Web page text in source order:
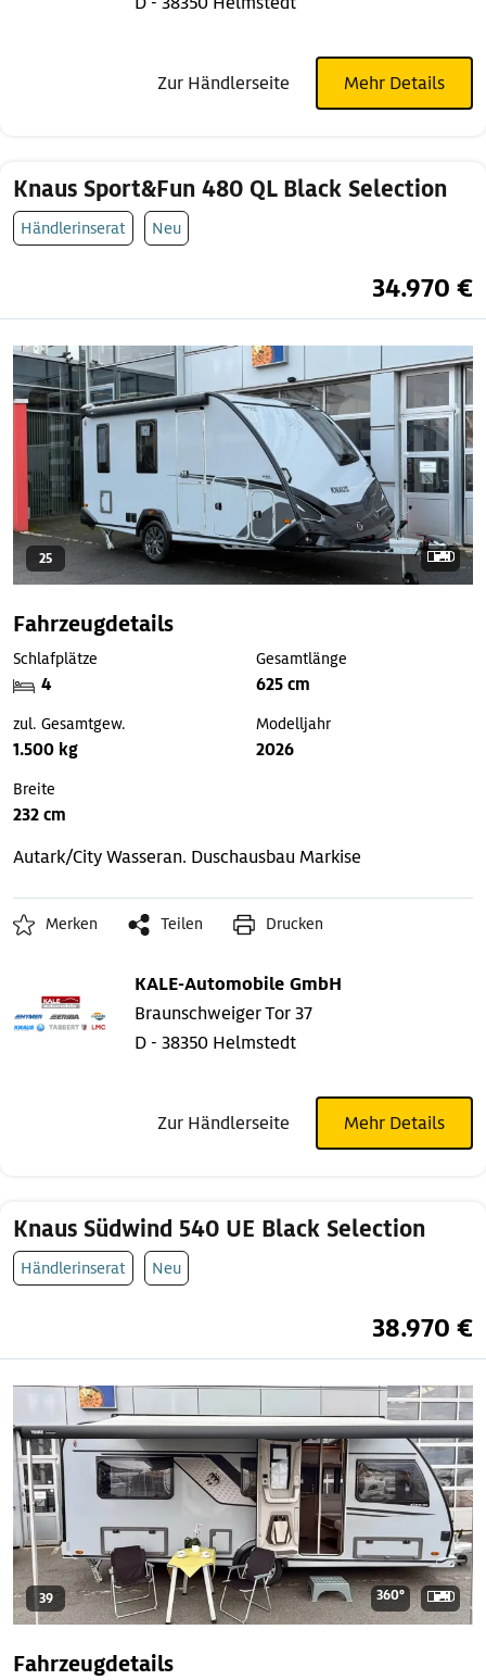
Zur Händlerseite Mehr Details
Knaus Sport&Fun 480 QL Black Selection
Händlerinserat Neu
34.970 €
25
Fahrzeugdetails
Schlafplätze
4
Gesamtlänge
625 cm
zul. Gesamtgew.
1.500 kg
Modelljahr
2026
Breite
232 cm
Autark/City Wasseran. Duschausbau Markise
Merken Teilen Drucken
KALE-Automobile GmbH
Braunschweiger Tor 37
D - 38350 Helmstedt
Zur Händlerseite Mehr Details
Knaus Südwind 540 UE Black Selection
Händlerinserat Neu
38.970 €
39 360°
Fahrzeugdetails